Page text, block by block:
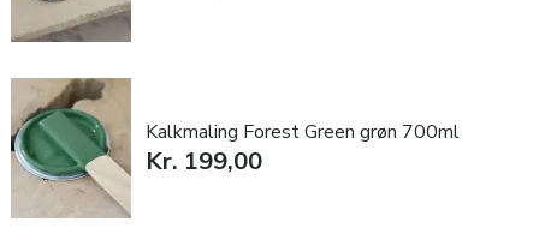
Kalkmaling Forest Green grøn 700ml
Kr. 199,00